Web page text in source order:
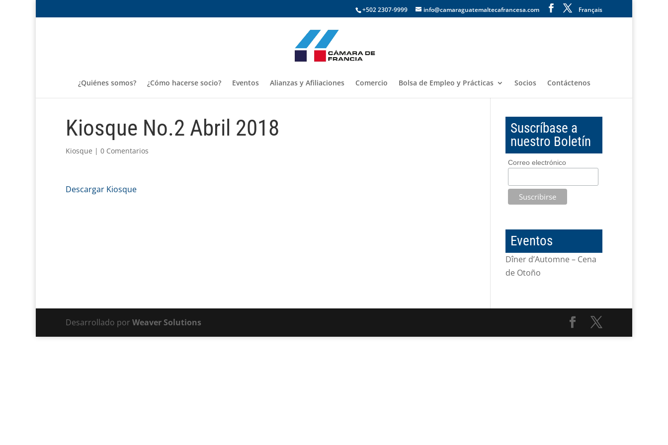
+502 2307-9999 info@camaraguatemaltecafrancesa.com Français
¿Quiénes somos? ¿Cómo hacerse socio? Eventos Alianzas y Afiliaciones Comercio Bolsa de Empleo y Prácticas Socios Contáctenos
Kiosque No.2 Abril 2018
Kiosque | 0 Comentarios
Descargar Kiosque
Suscríbase a
nuestro Boletín
Correo electrónico
Eventos
Dîner d’Automne – Cena
de Otoño
Desarrollado por Weaver Solutions